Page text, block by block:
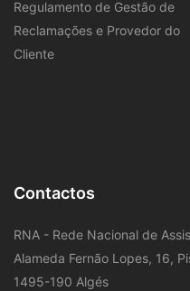
Regulamento de Gestão de
Reclamações e Provedor do
Cliente
Contactos
RNA - Rede Nacional de
Alameda Fernão Lopes, 16,
1495-190 Algés